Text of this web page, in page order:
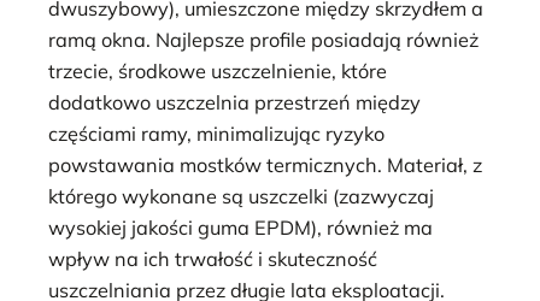
dwuszybowy), umieszczone między skrzydłem a
ramą okna. Najlepsze profile posiadają również
trzecie, środkowe uszczelnienie, które
dodatkowo uszczelnia przestrzeń między
częściami ramy, minimalizując ryzyko
powstawania mostków termicznych. Materiał, z
którego wykonane są uszczelki (zazwyczaj
wysokiej jakości guma EPDM), również ma
wpływ na ich trwałość i skuteczność
uszczelniania przez długie lata eksploatacji.